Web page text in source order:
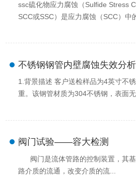
ssc硫化物应力腐蚀（Sulfide Stress
SCC或SSC）是应力腐蚀（SCC）中
不锈钢钢管内壁腐蚀失效分析
1.背景描述 客户送检样品为4英寸不
重。该钢管材质为304不锈钢，表面
阀门试验——容大检测
阀门是流体管路的控制装置，其基
路介质的流通，改变介质的流...